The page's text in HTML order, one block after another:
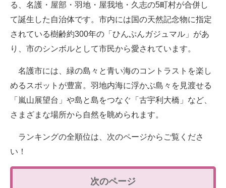
る、名護・屋部・羽地・屋我地・久志の5町村が合併し
て誕生した自治体です。市内には国の天然記念物に指定
されている樹齢約300年の「ひんぷんガジュマル」があ
り、市のシンボルとして市民から愛されています。
名護市には、緑の島々と青い海のコントラストを楽し
めるスポットが豊富。羽地内海に浮かぶ島々を見渡せる
「嵐山展望台」や島と島をつなぐ「古宇利大橋」など、
さまざまな場所から自然を眺められます。
ランキングの全順位は、次のページからご覧くださ
い！